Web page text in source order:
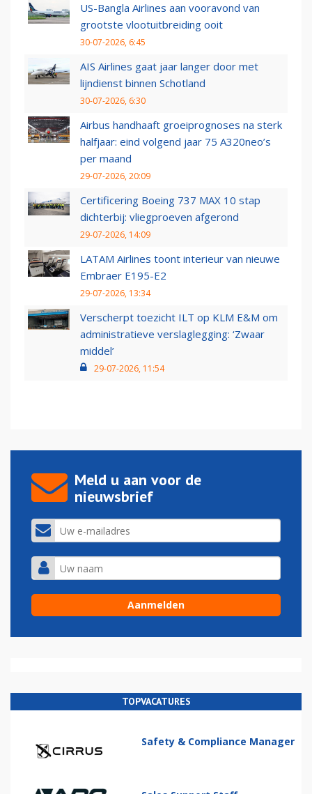
US-Bangla Airlines aan vooravond van
grootste vlootuitbreiding ooit
30-07-2026, 6:45
AIS Airlines gaat jaar langer door met
lijndienst binnen Schotland
30-07-2026, 6:30
Airbus handhaaft groeiprognoses na sterk
halfjaar: eind volgend jaar 75 A320neo’s
per maand
29-07-2026, 20:09
Certificering Boeing 737 MAX 10 stap
dichterbij: vliegproeven afgerond
29-07-2026, 14:09
LATAM Airlines toont interieur van nieuwe
Embraer E195-E2
29-07-2026, 13:34
Verscherpt toezicht ILT op KLM E&M om
administratieve verslaglegging: ‘Zwaar
middel’
29-07-2026, 11:54
Meld u aan voor de
nieuwsbrief
TOPVACATURES
Safety & Compliance Manager